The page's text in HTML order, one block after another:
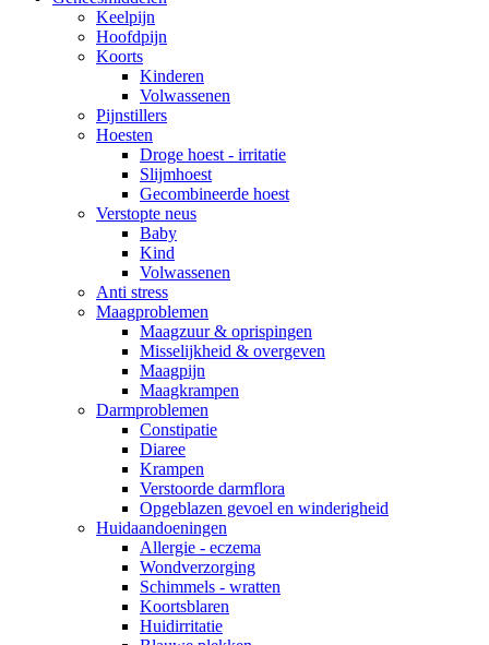
Keelpijn
Hoofdpijn
Koorts
Kinderen
Volwassenen
Pijnstillers
Hoesten
Droge hoest - irritatie
Slijmhoest
Gecombineerde hoest
Verstopte neus
Baby
Kind
Volwassenen
Anti stress
Maagproblemen
Maagzuur & oprispingen
Misselijkheid & overgeven
Maagpijn
Maagkrampen
Darmproblemen
Constipatie
Diaree
Krampen
Verstoorde darmflora
Opgeblazen gevoel en winderigheid
Huidaandoeningen
Allergie - eczema
Wondverzorging
Schimmels - wratten
Koortsblaren
Huidirritatie